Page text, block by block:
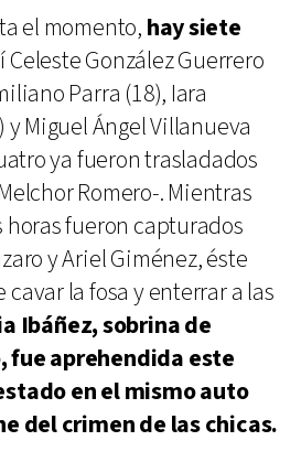
el momento, hay siete
Celeste González Guerrero
Parra (18), Iara
y Miguel Ángel Villanueva
ya fueron trasladados
Romero-. Mientras
fueron capturados
y Ariel Giménez, éste
la fosa y enterrar a las
Ibáñez, sobrina de
fue aprehendida este
en el mismo auto
del crimen de las chicas.